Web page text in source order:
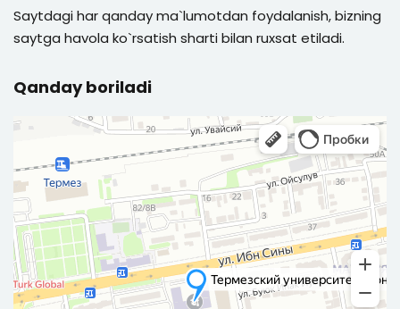
Saytdagi har qanday ma`lumotdan foydalanish, bizning
saytga havola ko`rsatish sharti bilan ruxsat etiladi.
Qanday boriladi